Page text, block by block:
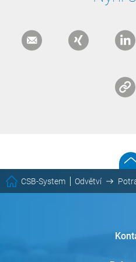
CSB-System Odvětví